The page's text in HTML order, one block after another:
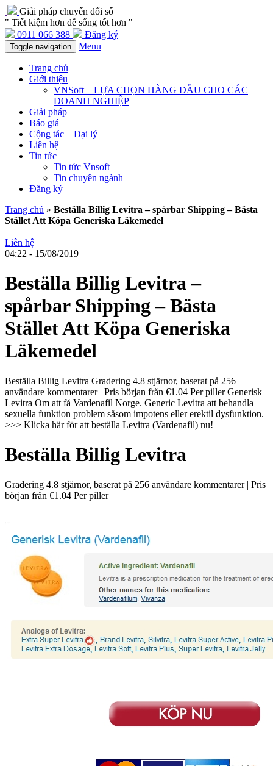
Giải pháp chuyển đổi số
" Tiết kiệm hơn để sống tốt hơn "
0911 066 388
Đăng ký
Toggle navigation Menu
Trang chủ
Giới thiệu
VNSoft – LỰA CHỌN HÀNG ĐẦU CHO CÁC
DOANH NGHIỆP
Giải pháp
Báo giá
Cộng tác – Đại lý
Liên hệ
Tin tức
Tin tức Vnsoft
Tin chuyên ngành
Đăng ký
Trang chủ » Beställa Billig Levitra – spårbar Shipping – Bästa
Stället Att Köpa Generiska Läkemedel
Liên hệ
04:22 - 15/08/2019
Beställa Billig Levitra –
spårbar Shipping – Bästa
Stället Att Köpa Generiska
Läkemedel
Beställa Billig Levitra Gradering 4.8 stjärnor, baserat på 256
användare kommentarer | Pris början från €1.04 Per piller Generisk
Levitra Om att få Vardenafil Norge. Generic Levitra att behandla
sexuella funktion problem såsom impotens eller erektil dysfunktion.
>>> Klicka här för att beställa Levitra (Vardenafil) nu!
Beställa Billig Levitra
Gradering 4.8 stjärnor, baserat på 256 användare kommentarer| Pris
början från €1.04 Per piller